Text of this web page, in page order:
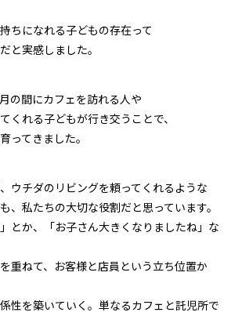
ちになれる子どもの存在って
と実感しました。
の間にカフェを訪れる人や
くれる子どもが行き交うことで、
ってきました。
ウチダのリビングを頼ってくれるような
、私たちの大切な役割だと思っています。
」とか、「お子さん大きくなりましたね」な
重ねて、お客様と店員という立ち位置か
性を築いていく。単なるカフェと託児所で